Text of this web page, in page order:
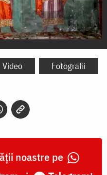
Video Fotografii
noastre pe